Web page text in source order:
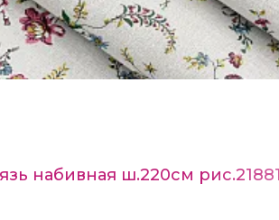
набивная ш.220см